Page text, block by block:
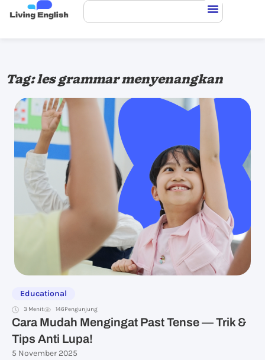
Tag: les grammar menyenangkan
Educational
3 Menit 146Pengunjung
Cara Mudah Mengingat Past Tense — Trik &
Tips Anti Lupa!
5 November 2025